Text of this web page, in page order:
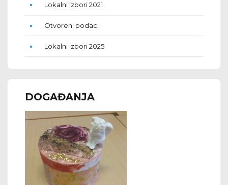
Lokalni izbori 2021
Otvoreni podaci
Lokalni izbori 2025
DOGAĐANJA